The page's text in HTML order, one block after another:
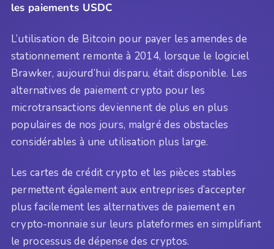
les paiements USDC
L’utilisation de Bitcoin pour payer les amendes de
stationnement remonte à 2014, lorsque le logiciel
Brawker, aujourd’hui disparu, était disponible. Les
alternatives de paiement crypto pour les
microtransactions deviennent de plus en plus
populaires de nos jours, malgré des obstacles
considérables à une utilisation plus large.
Les cartes de crédit crypto et les pièces stables
permettent également aux entreprises d’accepter
plus facilement les alternatives de paiement en
crypto-monnaie sur leurs plateformes en simplifiant
le processus de dépense des cryptos.